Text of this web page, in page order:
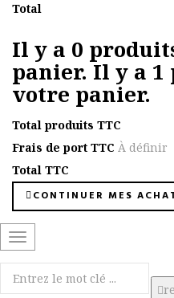
Total
Il y a 0
panier.Il y a 1
votre panier.
Total produits TTC
Frais de port TTC À définir
Total TTC
CONTINUER MES
Basculer
la
navigation